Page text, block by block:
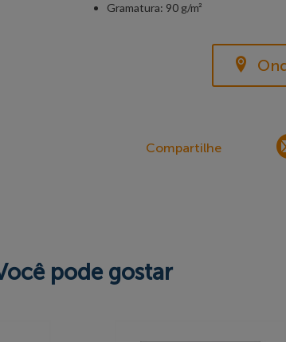
Gramatura: 90 g/m²
Compartilhe
pode gostar